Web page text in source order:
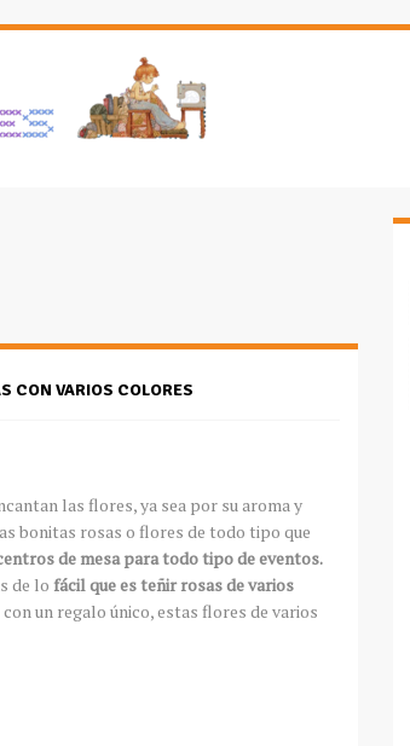
CON VARIOS COLORES
las flores, ya sea por su aroma y
bonitas rosas o flores de todo tipo que
de mesa para todo tipo de eventos.
de lo fácil que es teñir rosas de varios
un regalo único, estas flores de varios